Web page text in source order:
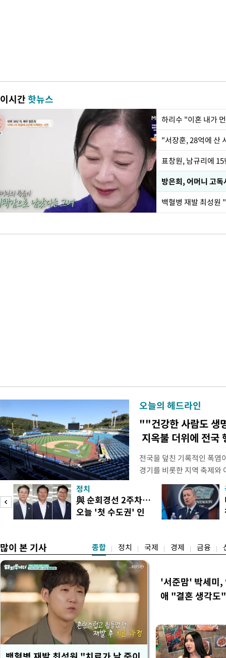
이시간핫뉴스
하리수 "이혼 내가
"서장훈, 28억에 산
방은희, 어머니 고
백혈병 재발 최성원
오늘의 헤드라인
""건강한 사람도 생
지옥불 더위에 전국
전국을 덮친 기록적인 폭염
경기를 비롯한 지역 축제와
되고 있다. 골프장과 테니
문을 닫거나 운영 시간을
전문가들은 최근 폭염이 단
감당하기 어려운 수준에 이
정치
與 순회경선 2주차…
오늘 '첫 수도권' 인
많이 본 기사 종합 정치 국제 경제 금융
'서준맘' 박세미,
애 "결혼 생각도"